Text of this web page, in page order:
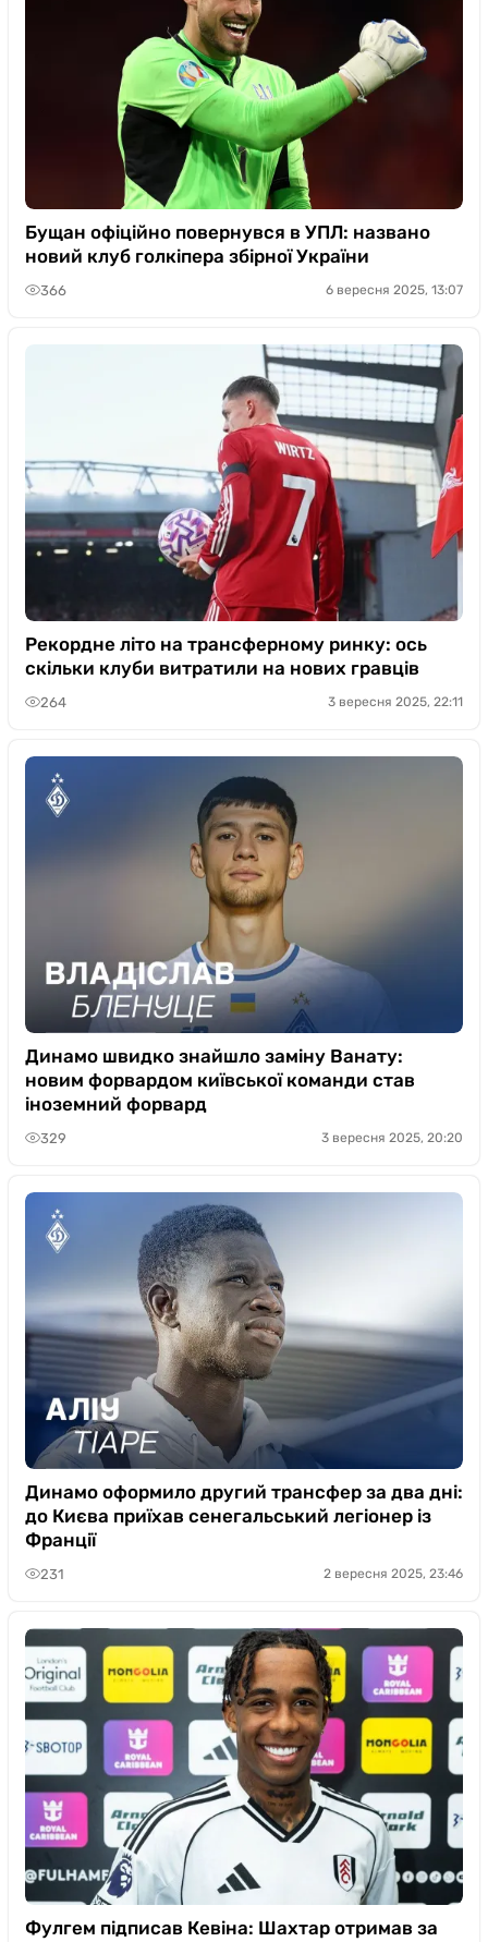
Бущан офіційно повернувся в УПЛ: названо
новий клуб голкіпера збірної України
366 6 вересня 2025, 13:07
Рекордне літо на трансферному ринку: ось
скільки клуби витратили на нових гравців
264 3 вересня 2025, 22:11
Динамо швидко знайшло заміну Ванату:
новим форвардом київської команди став
іноземний форвард
329 3 вересня 2025, 20:20
Динамо оформило другий трансфер за два дні:
до Києва приїхав сенегальський легіонер із
Франції
231 2 вересня 2025, 23:46
Фулгем підписав Кевіна: Шахтар отримав за